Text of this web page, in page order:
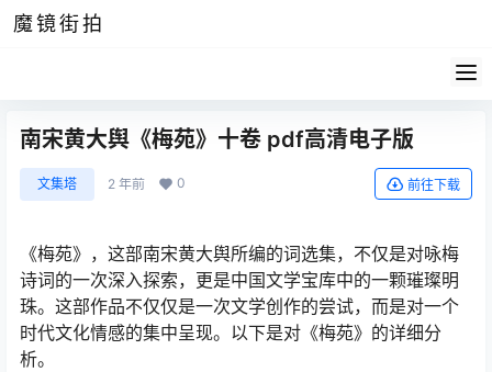
魔镜街拍
南宋黄大舆《梅苑》十卷 pdf高清电子版
文集塔 2 年前 0 前往下载
《梅苑》，这部南宋黄大舆所编的词选集，不仅是对咏梅
诗词的一次深入探索，更是中国文学宝库中的一颗璀璨明
珠。这部作品不仅仅是一次文学创作的尝试，而是对一个
时代文化情感的集中呈现。以下是对《梅苑》的详细分
析。